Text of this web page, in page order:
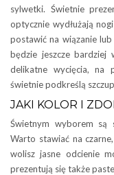
sylwetki. Świetnie
optycznie wydłużają
postawić na wiązanie
będzie jeszcze bardziej
delikatne wycięcia, na
świetnie podkreślą
JAKI KOLOR I
Świetnym wyborem są
Warto stawiać na
wolisz jasne odcienie
prezentują się także